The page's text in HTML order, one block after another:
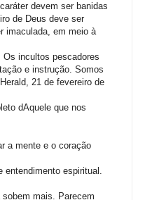
devem ser banidas
de Deus deve ser
imaculada, em meio à
incultos pescadores
e instrução. Somos
21 de fevereiro de
dAquele que nos
a mente e o coração
entendimento espiritual.
mais. Parecem